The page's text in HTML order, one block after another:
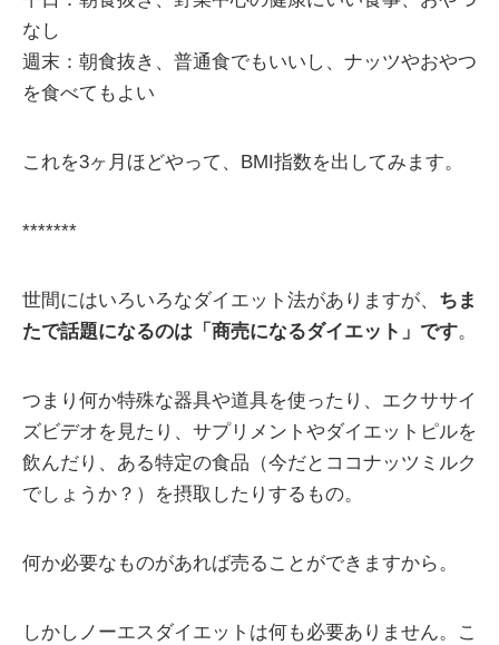
なし
週末：朝食抜き、普通食でもいいし、ナッツやおやつ
を食べてもよい
これを3ヶ月ほどやって、BMI指数を出してみます。
*******
世間にはいろいろなダイエット法がありますが、 ちま
たで話題になるのは「商売になるダイエット」です。
つまり何か特殊な器具や道具を使ったり、エクササイ
ズビデオを見たり、サプリメントやダイエットピルを
飲んだり、ある特定の食品（今だとココナッツミルク
でしょうか？）を摂取したりするもの。
何か必要なものがあれば売ることができますから。
しかしノーエスダイエットは何も必要ありません。こ